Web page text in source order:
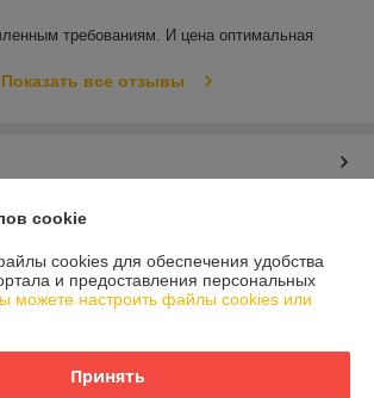
требованиям. И цена оптимальная
Показать все отзывы
cookie
cookies для обеспечения удобства
и предоставления персональных
можете настроить файлы cookies или
Принять